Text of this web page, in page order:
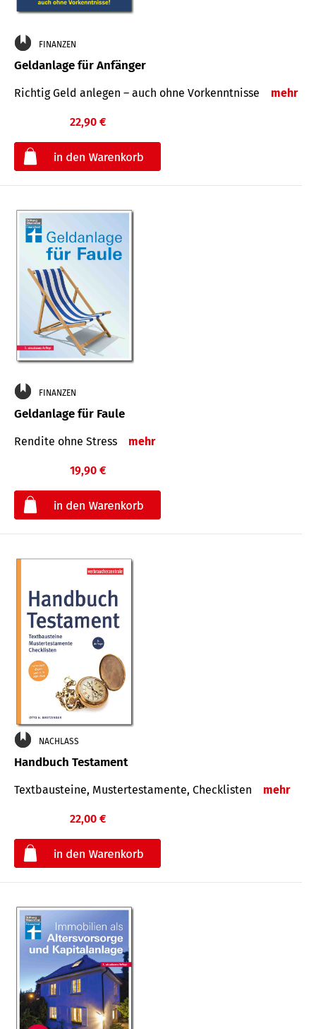
FINANZEN
Geldanlage für Anfänger
Richtig Geld anlegen – auch ohne Vorkenntnisse mehr
22,90 €
FINANZEN
Geldanlage für Faule
Rendite ohne Stress mehr
19,90 €
NACHLASS
Handbuch Testament
Textbausteine, Mustertestamente, Checklisten mehr
22,00 €